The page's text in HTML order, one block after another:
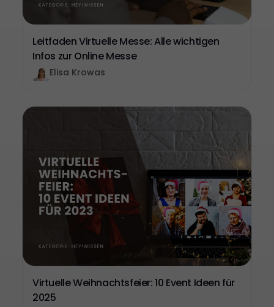
Leitfaden Virtuelle Messe: Alle wichtigen
Infos zur Online Messe
Elisa Krowas
Virtuelle Weihnachtsfeier: 10 Event Ideen für
2025